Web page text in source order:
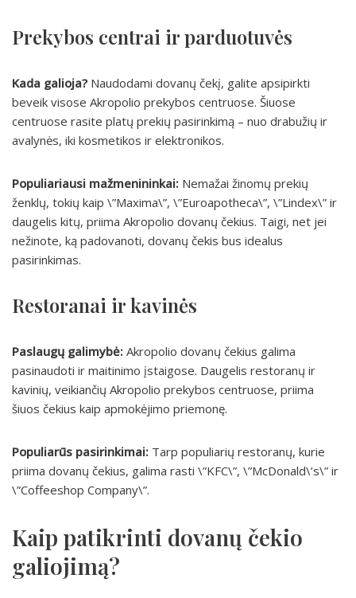
Prekybos centrai ir parduotuvės
Kada galioja? Naudodami dovanų čekį, galite apsipirkti
beveik visose Akropolio prekybos centruose. Šiuose
centruose rasite platų prekių pasirinkimą – nuo drabužių ir
avalynės, iki kosmetikos ir elektronikos.
Populiariausi mažmenininkai: Nemažai žinomų prekių
ženklų, tokių kaip \”Maxima\”, \”Euroapotheca\”, \”Lindex\” ir
daugelis kitų, priima Akropolio dovanų čekius. Taigi, net jei
nežinote, ką padovanoti, dovanų čekis bus idealus
pasirinkimas.
Restoranai ir kavinės
Paslaugų galimybė: Akropolio dovanų čekius galima
pasinaudoti ir maitinimo įstaigose. Daugelis restoranų ir
kavinių, veikiančių Akropolio prekybos centruose, priima
šiuos čekius kaip apmokėjimo priemonę.
Populiarūs pasirinkimai: Tarp populiarių restoranų, kurie
priima dovanų čekius, galima rasti \”KFC\”, \”McDonald\’s\” ir
\”Coffeeshop Company\”.
Kaip patikrinti dovanų čekio
galiojimą?